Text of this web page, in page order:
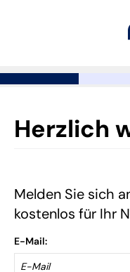
Herzlich
Melden Sie sich
kostenlos für Ihr
E-Mail